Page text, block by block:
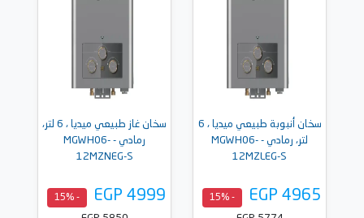
سخان أنبوبة طبيعي ميديا ، 6
لتر، رمادي - MGWH06-
12MZLEG-S
EGP 4965
- 15%
سخان غاز طبيعي ميديا ، 6 لتر،
رمادي - MGWH06-
12MZNEG-S
EGP 4999
- 15%